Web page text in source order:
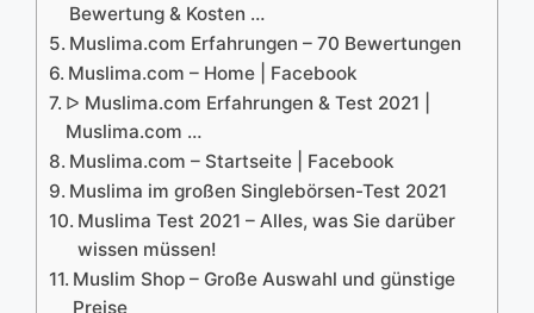
Bewertung & Kosten …
Muslima.com Erfahrungen – 70 Bewertungen
Muslima.com – Home | Facebook
ᐅ Muslima.com Erfahrungen & Test 2021 |
Muslima.com …
Muslima.com – Startseite | Facebook
Muslima im großen Singlebörsen-Test 2021
Muslima Test 2021 – Alles, was Sie darüber
wissen müssen!
Muslim Shop – Große Auswahl und günstige
Preise